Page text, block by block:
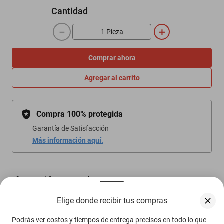
Elige donde recibir tus compras
Podrás ver costos y tiempos de entrega precisos en todo lo que
Cantidad
＋
－
Comprar ahora
Agregar al carrito
Compra 100% protegida
Garantía de Satisfacción
Más información aquí.
Información general
Reloj de lujo